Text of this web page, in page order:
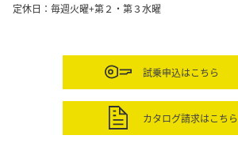
定休日：毎週火曜+第２・第３水曜
試乗申込はこちら
カタログ請求はこちら